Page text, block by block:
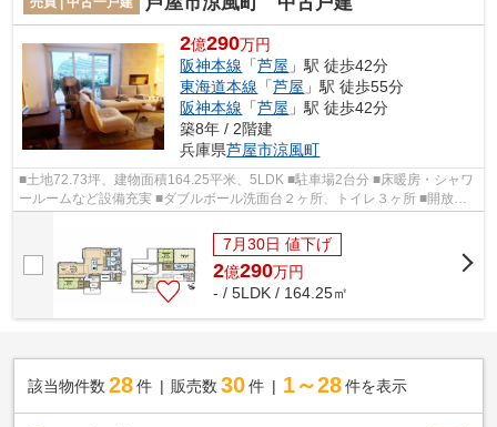
2億290万円
阪神本線 「芦屋 」駅 徒歩42分
東海道本線 「芦屋 」駅 徒歩55分
阪神本線 「芦屋 」駅 徒歩42分
築8年 / 2階建
兵庫県芦屋市涼風町
■土地72.73坪、建物面積164.25平米、5LDK ■駐車場2台分 ■床暖房・シャワ
ールームなど設備充実 ■ダブルボール洗面台２ヶ所、トイレ３ヶ所 ■開放感
7月30日 値下げ
2億290万円
- / 5LDK / 164.25㎡
該当物件数 28件 販売数 30 件 1～28 件を表示